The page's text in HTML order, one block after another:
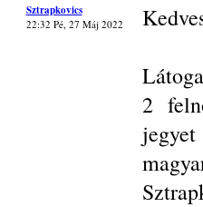
Sztrapkovics
22:32 Pé, 27 Máj 2022
2